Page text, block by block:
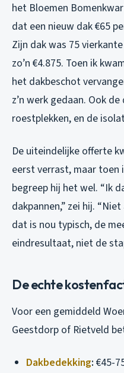
het Bloemen
dat een nieuw dak €65
Zijn dak was 75
zo’n €4.875. Toen ik
het dakbeschot
z’n werk gedaan. Ook
roestplekken, en de
De uiteindelijke offerte
eerst verrast, maar
begreep hij het wel. “Ik
dakpannen,” zei hij.
dat is nou typisch, de
eindresultaat, niet de
De echte
Voor een gemiddeld
Geestdorp of Rietveld
Dakbedekking: €45-